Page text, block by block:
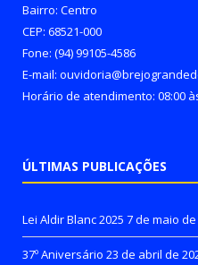
Bairro: Centro
CEP: 68521-000
Fone: (94) 99105-4586
E-mail:
Horário de atendimento: 08:00
ÚLTIMAS PUBLICAÇÕES
Lei Aldir Blanc 2025 7 de maio de
37º Aniversário 23 de abril de